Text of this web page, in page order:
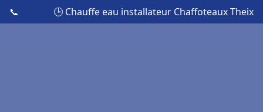
📞 🕒 Chauffe eau installateur Chaffoteaux Theix